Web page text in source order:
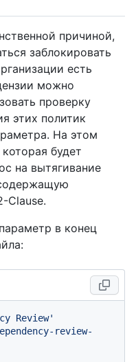
причиной,
заблокировать
есть
можно
проверку
этих политик
На этом
будет
на вытягивание
Clause.
в конец
Review'
review-